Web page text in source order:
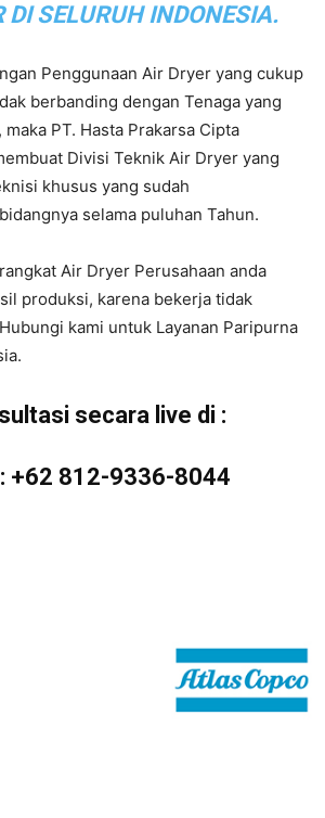
DI SELURUH INDONESIA.
Penggunaan Air Dryer yang cukup
berbanding dengan Tenaga yang
PT. Hasta Prakarsa Cipta
Divisi Teknik Air Dryer yang
khusus yang sudah
selama puluhan Tahun.
Air Dryer Perusahaan anda
produksi, karena bekerja tidak
kami untuk Layanan Paripurna
secara live di :
+62 812-9336-8044